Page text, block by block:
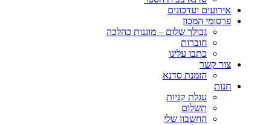
אירועים ועדכונים
פרסומי המכון
גבולך שלום – מוגנות כהלכה
חוברות
כתבו עלינו
צור קשר
הזמנת סדנא
חנות
עגלת קניות
תשלום
החשבון שלי